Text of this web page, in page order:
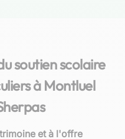
soutien scolaire
à Montluel
et à l'offre